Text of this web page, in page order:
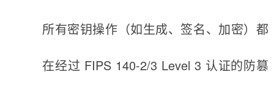
所有密钥操作（如生成、签名、加密）都
在经过 FIPS 140-2/3 Level 3 认证的防篡